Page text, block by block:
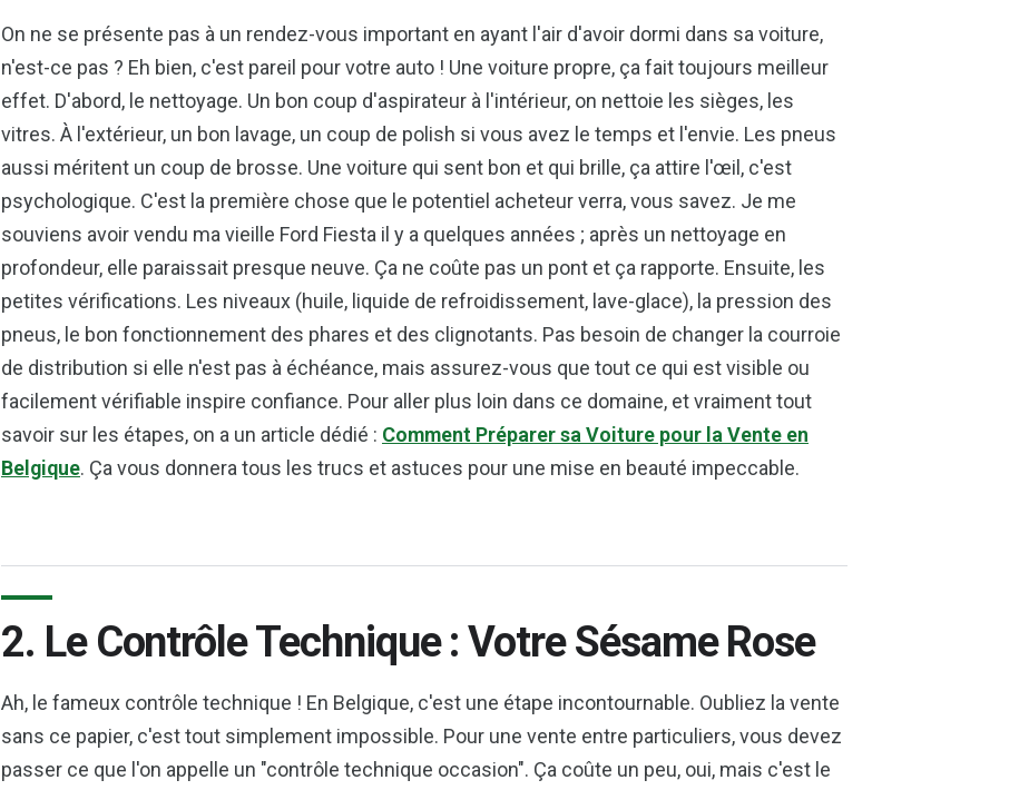
On ne se présente pas à un rendez-vous important en ayant l'air d'avoir dormi dans sa voiture,
n'est-ce pas ? Eh bien, c'est pareil pour votre auto ! Une voiture propre, ça fait toujours meilleur
effet. D'abord, le nettoyage. Un bon coup d'aspirateur à l'intérieur, on nettoie les sièges, les
vitres. À l'extérieur, un bon lavage, un coup de polish si vous avez le temps et l'envie. Les pneus
aussi méritent un coup de brosse. Une voiture qui sent bon et qui brille, ça attire l'œil, c'est
psychologique. C'est la première chose que le potentiel acheteur verra, vous savez. Je me
souviens avoir vendu ma vieille Ford Fiesta il y a quelques années ; après un nettoyage en
profondeur, elle paraissait presque neuve. Ça ne coûte pas un pont et ça rapporte. Ensuite, les
petites vérifications. Les niveaux (huile, liquide de refroidissement, lave-glace), la pression des
pneus, le bon fonctionnement des phares et des clignotants. Pas besoin de changer la courroie
de distribution si elle n'est pas à échéance, mais assurez-vous que tout ce qui est visible ou
facilement vérifiable inspire confiance. Pour aller plus loin dans ce domaine, et vraiment tout
savoir sur les étapes, on a un article dédié : Comment Préparer sa Voiture pour la Vente en
Belgique. Ça vous donnera tous les trucs et astuces pour une mise en beauté impeccable.
2. Le Contrôle Technique : Votre Sésame Rose
Ah, le fameux contrôle technique ! En Belgique, c'est une étape incontournable. Oubliez la vente
sans ce papier, c'est tout simplement impossible. Pour une vente entre particuliers, vous devez
passer ce que l'on appelle un "contrôle technique occasion". Ça coûte un peu, oui, mais c'est le